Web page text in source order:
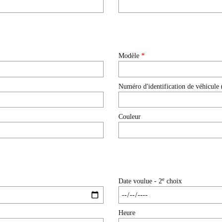
Modèle *
Numéro d'identification de
Couleur
Date voulue - 2e choix
Heure